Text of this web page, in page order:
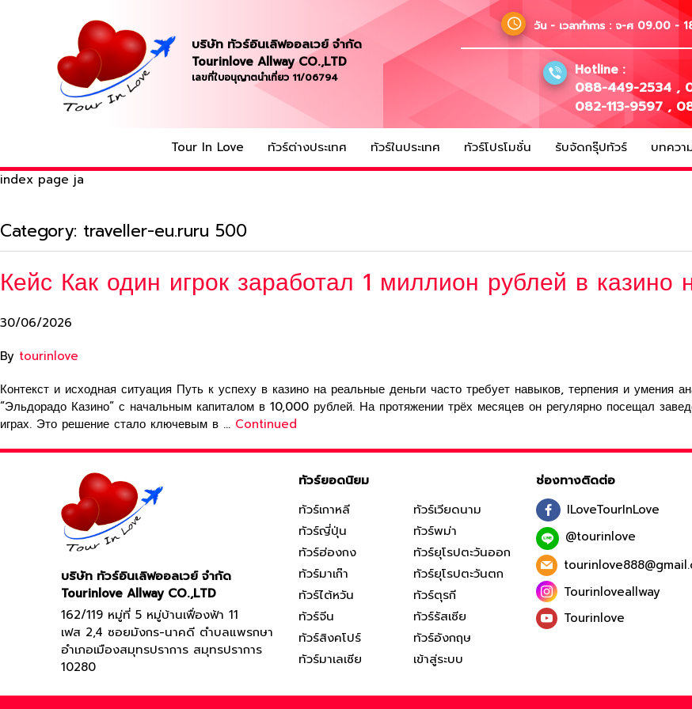
บริษัท ทัวร์อินเลิฟออลเวย์ จำกัด
Tourinlove Allway CO.,LTD
เลขที่ใบอนุญาตนำเที่ยว 11/06794
วัน - เวลาทำการ : จ-ศ 09.00 -
Hotline :
088-449-2534 ,
082-113-9597,
Tour In Love ทัวร์ต่างประเทศ ทัวร์ในประเทศ ทัวร์โปรโมชั่น รับจัดกรุ๊ปทัวร์ บทควา
index page ja
Category: traveller-eu.ruru 500
Кейс Как один игрок заработал 1 миллион рублей в казино
30/06/2026
By tourinlove
Контекст и исходная ситуация Путь к успеху в казино на реальные деньги часто требует навыков, терпения и умения
“Эльдорадо Казино” с начальным капиталом в 10,000 рублей. На протяжении трёх месяцев он регулярно посещал
играх. Это решение стало ключевым в … Continued
บริษัท ทัวร์อินเลิฟออลเวย์ จำกัด
Tourinlove Allway CO.,LTD
162/119 หมู่ที่ 5 หมู่บ้านเฟื่องฟ้า 11
เฟส 2,4 ซอยมังกร-นาคดี ตำบลแพรกษา
อำเภอเมืองสมุทรปราการ สมุทรปราการ
10280
ทัวร์ยอดนิยม
ทัวร์เกาหลี
ทัวร์ญี่ปุ่น
ทัวร์ฮ่องกง
ทัวร์มาเก๊า
ทัวร์ไต้หวัน
ทัวร์จีน
ทัวร์สิงคโปร์
ทัวร์มาเลเซีย
ทัวร์เวียดนาม
ทัวร์พม่า
ทัวร์ยุโรปตะวันออก
ทัวร์ยุโรปตะวันตก
ทัวร์ตุรกี
ทัวร์รัสเซีย
ทัวร์อังกฤษ
เข้าสู่ระบบ
ช่องทางติดต่อ
ILoveTourInLove
@tourinlove
Tourinloveallway
Tourinlove